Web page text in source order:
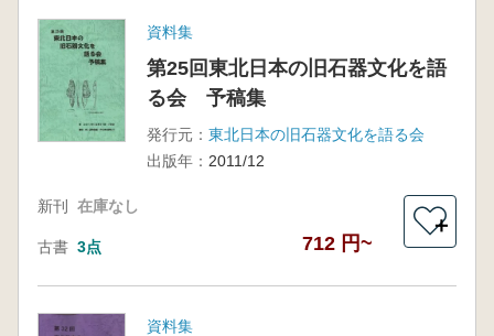
資料集
第25回東北日本の旧石器文化を語
る会 予稿集
発行元： 東北日本の旧石器文化を語る会
出版年： 2011/12
新刊 在庫なし
古書 3点 712 円~
＋
資料集